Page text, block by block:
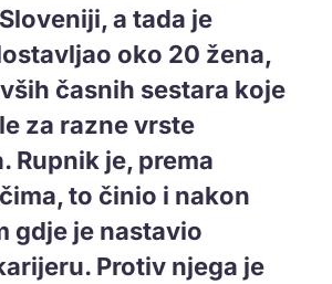
a tada je
oko 20 žena,
časnih sestara koje
za razne vrste
Rupnik je, prema
to činio i nakon
gdje je nastavio
Protiv njega je